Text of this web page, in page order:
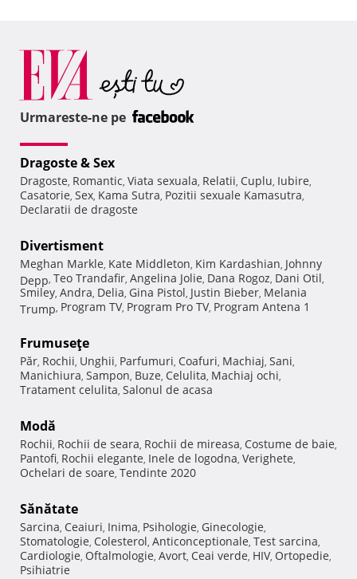
Urmareste-ne pe
Dragoste & Sex
Dragoste, Romantic, Viata sexuala, Relatii, Cuplu, Iubire,
Casatorie, Sex, Kama Sutra, Pozitii sexuale Kamasutra,
Declaratii de dragoste
Divertisment
Meghan Markle, Kate Middleton, Kim Kardashian, Johnny
Depp, Teo Trandafir, Angelina Jolie, Dana Rogoz, Dani Otil,
Smiley, Andra, Delia, Gina Pistol, Justin Bieber, Melania
Trump, Program TV, Program Pro TV, Program Antena 1
Frumuseţe
Păr, Rochii, Unghii, Parfumuri, Coafuri, Machiaj, Sani,
Manichiura, Sampon, Buze, Celulita, Machiaj ochi,
Tratament celulita, Salonul de acasa
Modă
Rochii, Rochii de seara, Rochii de mireasa, Costume de baie,
Pantofi, Rochii elegante, Inele de logodna, Verighete,
Ochelari de soare, Tendinte 2020
Sănătate
Sarcina, Ceaiuri, Inima, Psihologie, Ginecologie,
Stomatologie, Colesterol, Anticonceptionale, Test sarcina,
Cardiologie, Oftalmologie, Avort, Ceai verde, HIV, Ortopedie,
Psihiatrie